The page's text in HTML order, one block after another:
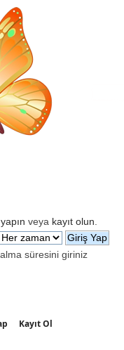
veya kayıt olun
süresini giriniz
Kayıt Ol